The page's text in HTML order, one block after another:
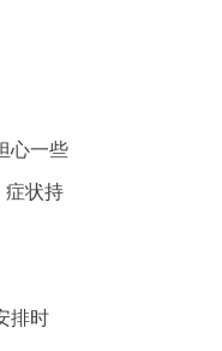
心一些
症状持
排时